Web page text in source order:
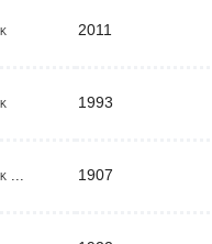
2011
1993
... 1907